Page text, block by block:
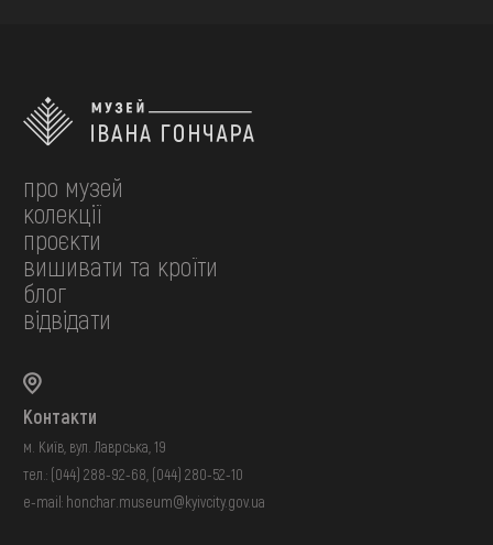
про музей
колекції
проєкти
вишивати та кроїти
блог
відвідати
Контакти
м. Київ, вул. Лаврська, 19
тел.: (044) 288-92-68 (044) 280-52-10
e-mail: honchar.museum@kyivcity.gov.ua